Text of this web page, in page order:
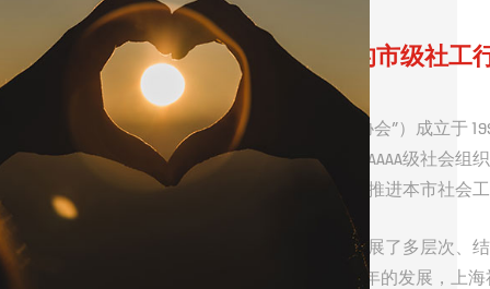
上海市唯一一家政府认可的市级社工
上海市社会工作者协会（以下简称“协会”）成立于
社工行业管理组织。目前规范化评估AAAA级社会组
专业社会工作机构提供多样化服务；推进本市社会
协会拥有覆盖全市的社工网络，并开展了多层次、
动“上海社工”品牌建设，经过三十多年的发展，上